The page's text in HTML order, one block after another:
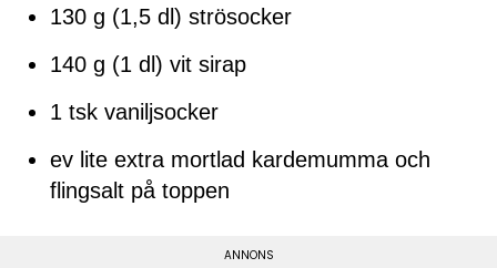
130 g (1,5 dl) strösocker
140 g (1 dl) vit sirap
1 tsk vaniljsocker
ev lite extra mortlad kardemumma och
flingsalt på toppen